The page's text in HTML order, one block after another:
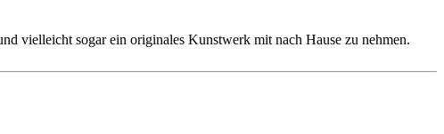
vielleicht sogar ein originales Kunstwerk mit nach Hause zu nehmen.